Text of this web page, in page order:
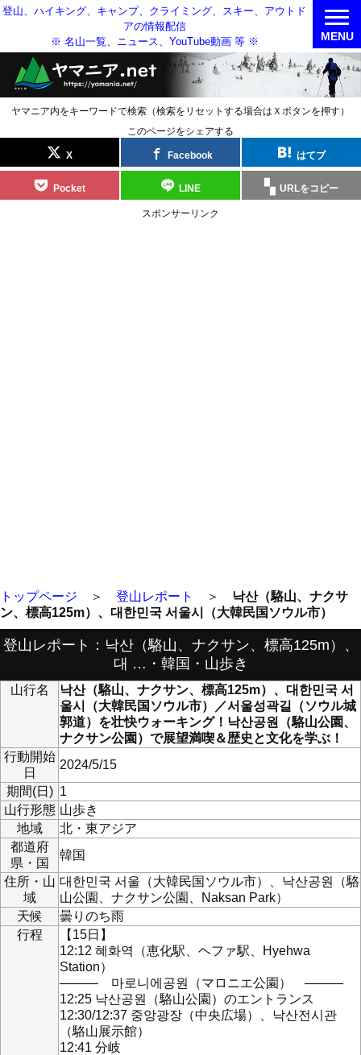
登山、ハイキング、キャンプ、クライミング、スキー、アウトド
アの情報配信
※ 名山一覧、ニュース、YouTube動画 等 ※
ヤマニア内をキーワードで検索（検索をリセットする場合はＸボタンを押す）
MENU
このページをシェアする
X Facebook はてブ
Pocket LINE URLをコピー
スポンサーリンク
トップページ ＞ 登山レポート ＞ 낙산（駱山、ナクサ
ン、標高125m）、대한민국 서울시（大韓民国ソウル市）
登山レポート：낙산（駱山、ナクサン、標高125m）、
대 …・韓国・山歩き
山行名
낙산（駱山、ナクサン、標高125m）、대한민국 서
울시（大韓民国ソウル市）／서울성곽길（ソウル城
郭道）を壮快ウォーキング！낙산공원（駱山公園、
ナクサン公園）で展望満喫＆歴史と文化を学ぶ！
行動開始
日
2024/5/15
期間(日) 1
山行形態 山歩き
地域
北・東アジア
都道府
県・国
韓国
住所・山
域
대한민국 서울（大韓民国ソウル市）、낙산공원（駱
山公園、ナクサン公園、Naksan Park）
天候
曇りのち雨
行程
【15日】
12:12 혜화역（恵化駅、ヘファ駅、Hyehwa
Station）
――― 마로니에공원（マロニエ公園） ―――
12:25 낙산공원（駱山公園）のエントランス
12:30/12:37 중앙광장（中央広場）、낙산전시관
（駱山展示館）
12:41 分岐